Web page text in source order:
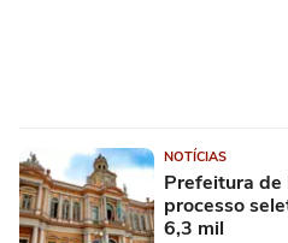
NOTÍCIAS
Prefeitura
processo
6,3 mil